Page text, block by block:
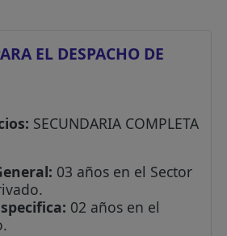
EL DESPACHO DE
SECUNDARIA COMPLETA
03 años en el Sector
02 años en el